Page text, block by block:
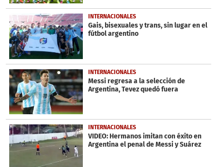
INTERNACIONALES
Gais, bisexuales y trans, sin lugar en el
fútbol argentino
INTERNACIONALES
Messi regresa a la selección de
Argentina, Tevez quedó fuera
INTERNACIONALES
VIDEO: Hermanos imitan con éxito en
Argentina el penal de Messi y Suárez